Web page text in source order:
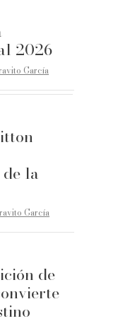
2026
García
la
García
de